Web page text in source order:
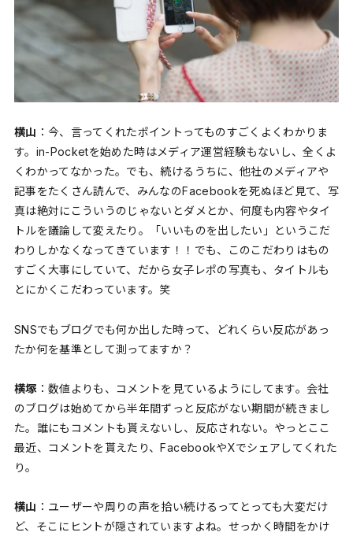
横山 ：今、言ってくれたポイントってものすごくよくわかりま
す。in-Pocketを始めた時はメディア運営経験もないし、全くよ
くわかってなかった。でも、続けるうちに、他社のメディアや
記事をたくさん読んで、みんなのFacebookを死ぬほど見て、写
真は絶対にこういうのじゃないとダメとか、何度も内容やタイ
トルを議論して変えたり。「いいものを出したい」というこだ
わりしかなくなってきています！！でも、このこだわりはもの
すごく大事にしていて、だから女子レポの写真も、タイトルも
とにかくこだわっています。笑
SNSでもブログでも何か出した時って、どれくらい反応があっ
たか何を基準として測ってますか？
横塚 ：数値よりも、コメントを見ているようにしてます。会社
のブログは始めてから半年間ずっと反応がない期間が続きまし
た。誰にもコメントも貰えないし、反応されない。やっとここ
最近、コメントを貰えたり、FacebookやXでシェアしてくれた
り。
横山 ：ユーザーや周りの声を拾い続けるってとっても大変だけ
ど、そこにヒントが隠されていますよね。せっかく時間をかけ